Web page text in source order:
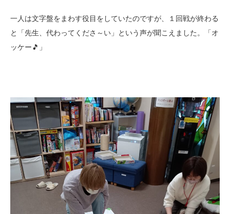
一人は文字盤をまわす役目をしていたのですが、１回戦が終わる
と「先生、代わってくださ～い」という声が聞こえました。「オ
ッケー🎵」